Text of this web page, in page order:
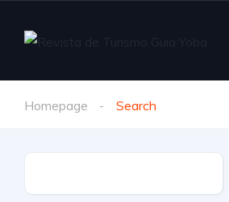
Homepage Search